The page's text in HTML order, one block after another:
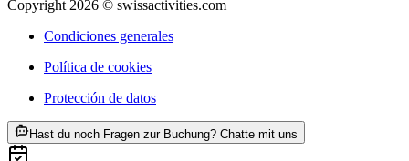
Copyright 2026 © swissactivities.com
Condiciones generales
Política de cookies
Protección de datos
Hast du noch Fragen zur Buchung? Chatte mit uns